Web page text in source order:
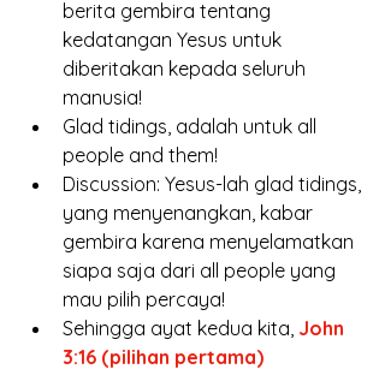
berita gembira tentang
kedatangan Yesus untuk
diberitakan kepada seluruh
manusia!
Glad tidings, adalah untuk all
people and them!
Discussion: Yesus-lah glad tidings,
yang menyenangkan, kabar
gembira karena menyelamatkan
siapa saja dari all people yang
mau pilih percaya!
Sehingga ayat kedua kita, John
3:16 (pilihan pertama)